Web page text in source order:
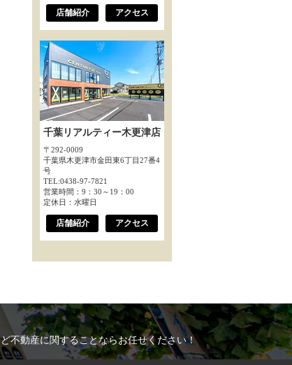
店舗紹介 アクセス
千葉リアルティー木更津店
〒292-0009
千葉県木更津市金田東6丁目27番4
号
TEL:0438-97-7821
営業時間：9：30～19：00
定休日：水曜日
店舗紹介 アクセス
不動産に関することならお任せください！